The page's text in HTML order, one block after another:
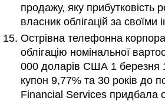
продажу, яку прибутковість
власник облігацій за своїми
Острівна телефонна
облігацію номінальної
000 доларів США 1 березня
купон 9,77% та 30 років до
Financial Services придбала